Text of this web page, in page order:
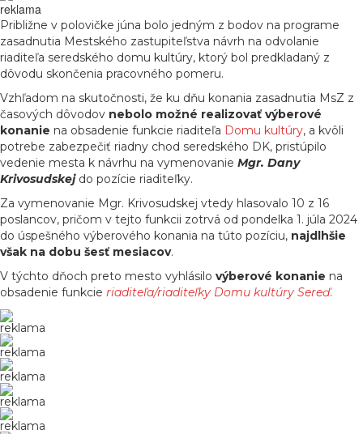
reklama
Približne v polovičke júna bolo jedným z bodov na programe
zasadnutia Mestského zastupiteľstva návrh na odvolanie
riaditeľa seredského domu kultúry, ktorý bol predkladaný z
dôvodu skončenia pracovného pomeru.
Vzhľadom na skutočnosti, že ku dňu konania zasadnutia MsZ z
časových dôvodov nebolo možné realizovať výberové
konanie na obsadenie funkcie riaditeľa Domu kultúry, a kvôli
potrebe zabezpečiť riadny chod seredského DK, pristúpilo
vedenie mesta k návrhu na vymenovanie Mgr. Dany
Krivosudskejdo pozície riaditeľky.
Za vymenovanie Mgr. Krivosudskej vtedy hlasovalo 10 z 16
poslancov, pričom v tejto funkcii zotrvá od pondelka 1. júla 2024
do úspešného výberového konania na túto pozíciu, najdlhšie
však na dobu šesť mesiacov.
V týchto dňoch preto mesto vyhlásilo výberové konanie na
obsadenie funkcie riaditeľa/riaditeľky Domu kultúry Sereď.
reklama
reklama
reklama
reklama
reklama